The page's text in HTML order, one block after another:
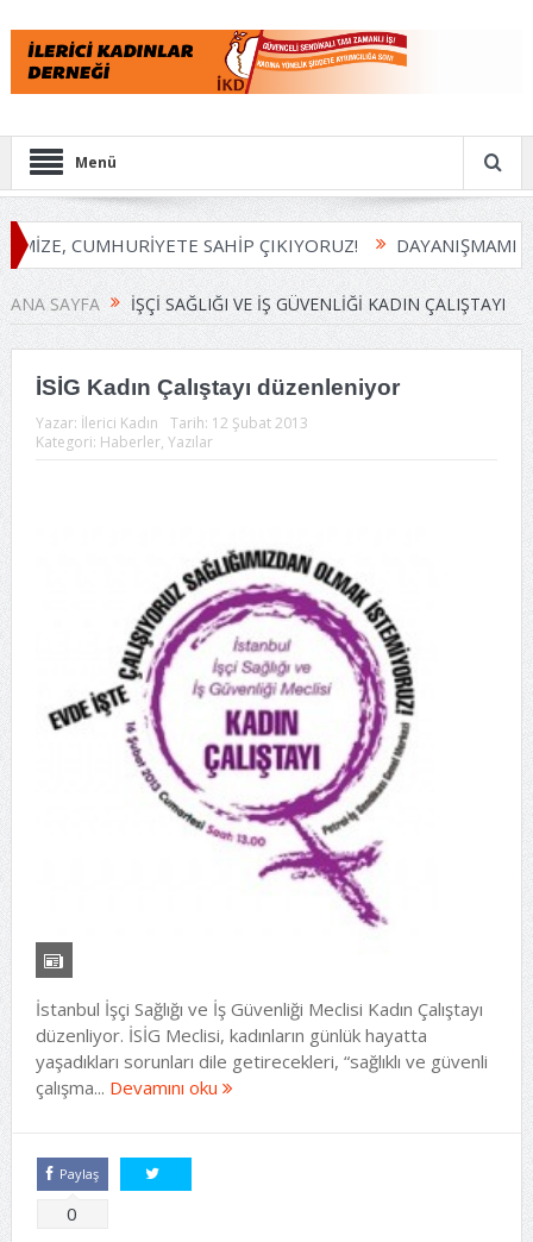
Menü
CUMHURİYETE SAHİP ÇIKIYORUZ! DAYANIŞMAMIZI
ANA SAYFA İŞÇI SAĞLIĞI VE İŞ GÜVENLIĞI KADIN ÇALIŞTAYI
İSİG Kadın Çalıştayı düzenleniyor
Yazar: İlerici Kadın Tarih: 12 Şubat 2013
Kategori: Haberler, Yazılar
İstanbul İşçi Sağlığı ve İş Güvenliği Meclisi Kadın Çalıştayı
düzenliyor. İSİG Meclisi, kadınların günlük hayatta
yaşadıkları sorunları dile getirecekleri, “sağlıklı ve güvenli
çalışma... Devamını oku
Paylaş
0